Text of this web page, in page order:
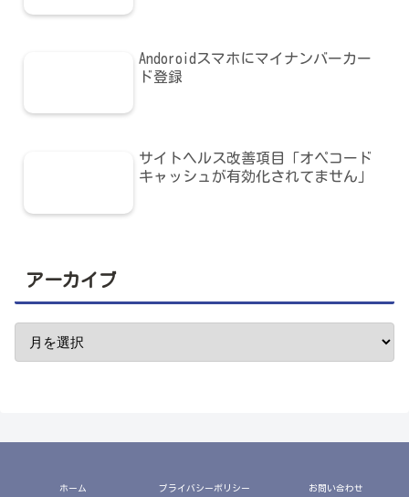
Andoroidスマホにマイナンバーカー
ド登録
サイトヘルス改善項目「オペコード
キャッシュが有効化されてません」
アーカイブ
ホーム プライバシーポリシー お問い合わせ